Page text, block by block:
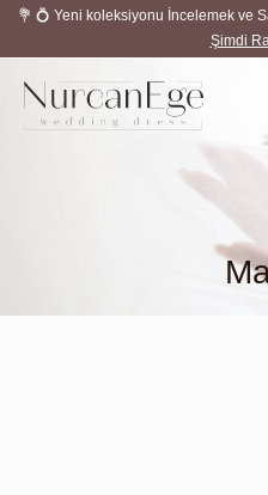
💐 💍 Yeni koleksiyonu İncelemek ve
Şimdi